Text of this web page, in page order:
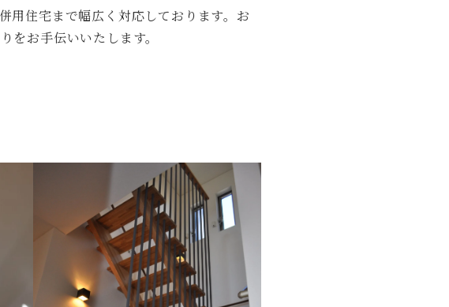
用住宅まで幅広く対応しております。お
お手伝いいたします。